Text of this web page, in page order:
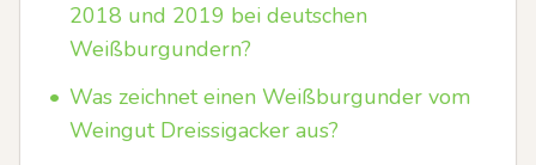
2018 und 2019 bei deutschen
Weißburgundern?
• Was zeichnet einen Weißburgunder vom
Weingut Dreissigacker aus?